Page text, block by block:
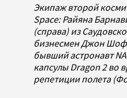
Экипаж второй
Space: Райяна
(справа) из
бизнесмен Джон
бывший астронавт
капсулы Dragon 2 во
репетиции полета